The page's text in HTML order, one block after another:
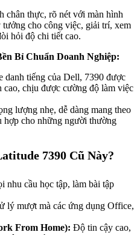
chân thực, rõ nét với màn hình
tưởng cho công việc, giải trí, xem
hỏi độ chi tiết cao.
Bỉ Chuẩn Doanh Nghiệp:
danh tiếng của Dell, 7390 được
cao, chịu được cường độ làm việc
lượng nhẹ, dễ dàng mang theo
hợp cho những người thường
7390 Cũ Này?
nhu cầu học tập, làm bài tập
lý mượt mà các ứng dụng Office,
From Home): Độ tin cậy cao,